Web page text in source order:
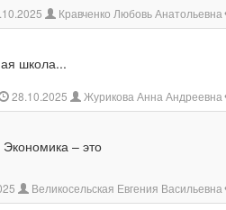
Кравченко Любовь Анатольевна
школа...
28.10.2025 Журикова Анна Андреевна
– это
Великосельская Евгения Васильевна